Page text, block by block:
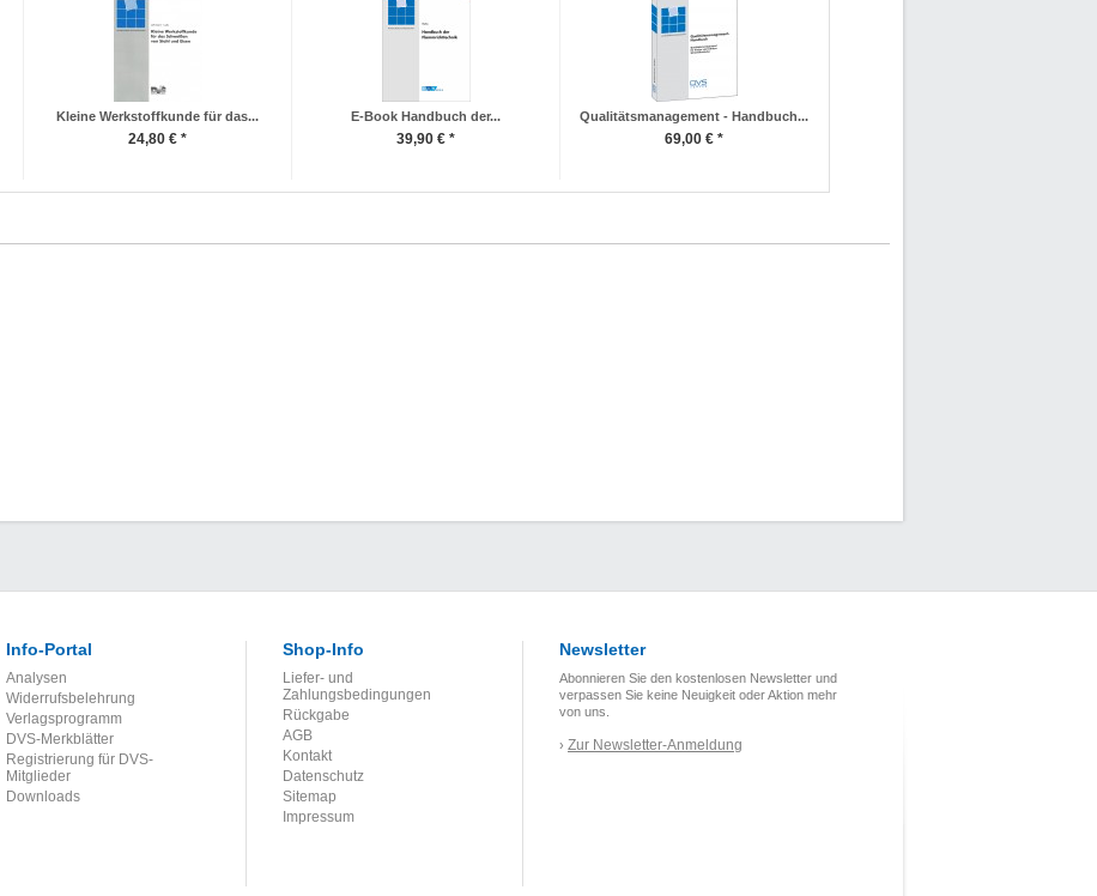
Kleine Werkstoffkunde für das...
24,80 € *
E-Book Handbuch der...
39,90 € *
Qualitätsmanagement - Handbuch...
69,00 € *
Info-Portal
Analysen
Widerrufsbelehrung
Verlagsprogramm
DVS-Merkblätter
Registrierung für DVS-
Mitglieder
Downloads
Shop-Info
Liefer- und
Zahlungsbedingungen
Rückgabe
AGB
Kontakt
Datenschutz
Sitemap
Impressum
Newsletter
Abonnieren Sie den kostenlosen Newsletter und
verpassen Sie keine Neuigkeit oder Aktion mehr
von uns.
› Zur Newsletter-Anmeldung